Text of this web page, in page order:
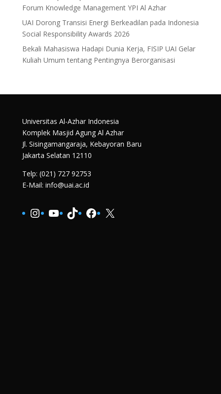
Forum Knowledge Management YPI Al Azhar
UAI Dorong Transisi Energi Berkeadilan pada Indonesia
Social Responsibility Awards 2026
Bekali Mahasiswa Hadapi Dunia Kerja, FISIP UAI Gelar
Kuliah Umum tentang Pentingnya Berorganisasi
Universitas Al-Azhar Indonesia
Komplek Masjid Agung Al Azhar
Jl. Sisingamangaraja, Kebayoran Baru
Jakarta Selatan 12110
Telp: (021) 727 92753
E-Mail: info@uai.ac.id
Instagram
YouTube
TikTokFacebook
X